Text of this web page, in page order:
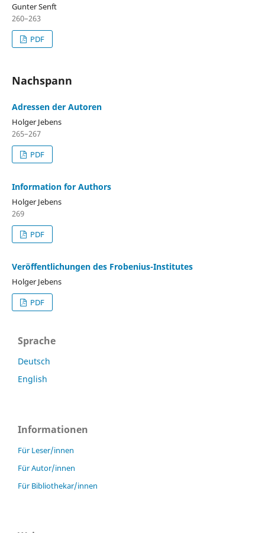
Gunter Senft
260–263
PDF
Nachspann
Adressen der Autoren
Holger Jebens
265–267
PDF
Information for Authors
Holger Jebens
269
PDF
Veröffentlichungen des Frobenius-Institutes
Holger Jebens
PDF
Sprache
Deutsch
English
Informationen
Für Leser/innen
Für Autor/innen
Für Bibliothekar/innen